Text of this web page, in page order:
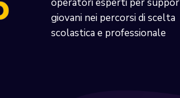
giovani nei percorsi di scelta
scolastica e professionale